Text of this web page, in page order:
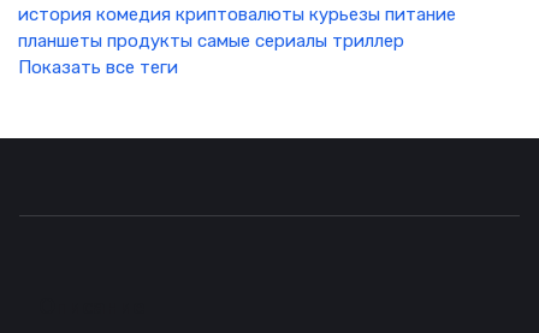
история комедия криптовалюты курьезы питание
планшеты продукты самые сериалы триллер
Показать все теги